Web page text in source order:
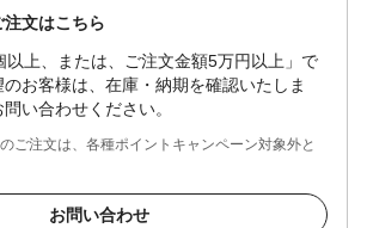
文はこちら
以上、または、ご注文金額5万円以上」で
お客様は、在庫・納期を確認いたしま
い合わせください。
ご注文は、各種ポイントキャンペーン対象外と
お問い合わせ